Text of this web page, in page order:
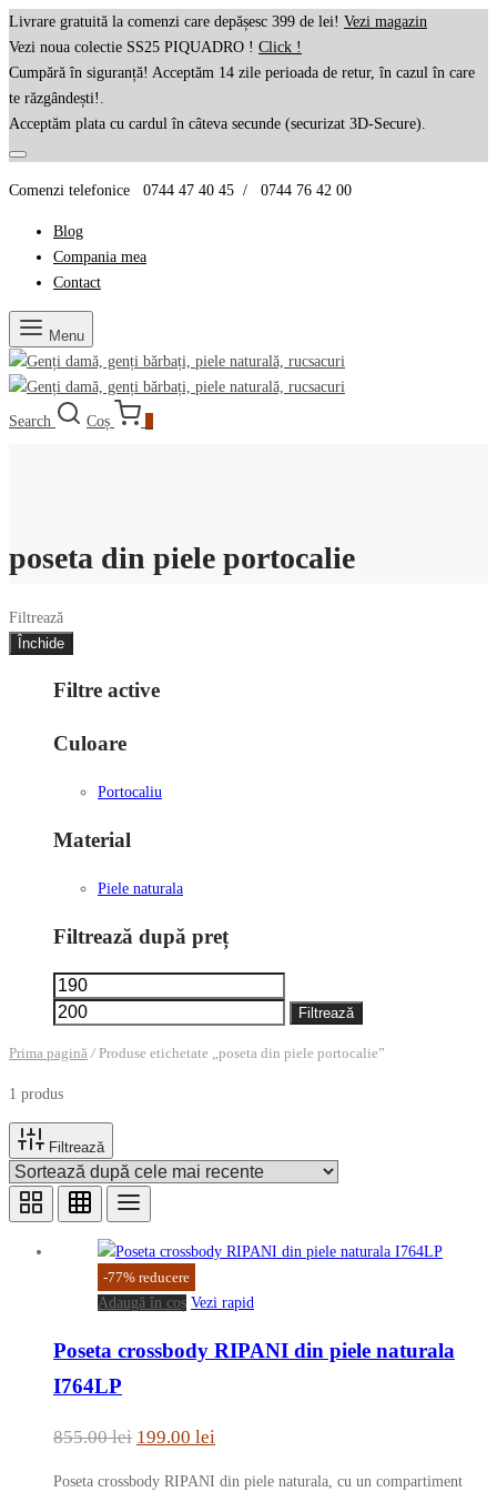
Livrare gratuită la comenzi care depășesc 399 de lei! Vezi magazin
Vezi noua colectie SS25 PIQUADRO ! Click !
Cumpără în siguranță! Acceptăm 14 zile perioada de retur, în cazul în care
te răzgândești!.
Acceptăm plata cu cardul în câteva secunde (securizat 3D-Secure).
Comenzi telefonice 0744 47 40 45 / 0744 76 42 00
Blog
Compania mea
Contact
Menu
Search Coș
poseta din piele portocalie
Filtrează
Închide
Filtre active
Culoare
Portocaliu
Material
Piele naturala
Filtrează după preț
Preț
minim
maxim
Filtrează
Prima pagină /Produse etichetate „poseta din piele portocalie”
1 produs
Filtrează
-77% reducere
Adaugă în coș Vezi rapid
Poseta crossbody RIPANI din piele naturala
I764LP
855.00lei Prețul
199.00 lei
Poseta crossbody RIPANI din piele naturala, cu un compartiment